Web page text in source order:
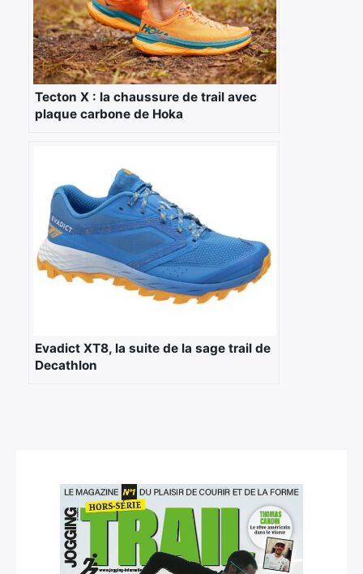
Tecton X : la chaussure de trail avec
plaque carbone de Hoka
Evadict XT8, la suite de la sage trail de
Decathlon
Rechercher
: